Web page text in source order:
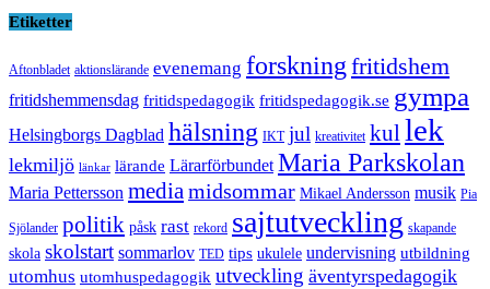
Etiketter
Aftonbladet aktionslärande evenemang forskningfritidshem
fritidshemmensdag fritidspedagogik fritidspedagogik.se gympa
Helsingborgs Dagblad hälsning IKT jul kreativitet kul lek
lekmiljö länkar lärande Lärarförbundet Maria Parkskolan
Maria Pettersson mediamidsommar Mikael Andersson musik Pia
Sjölander politik påsk rast rekord sajtutveckling skapande
skola skolstart sommarlov TED tips ukulele undervisning utbildning
utomhus utomhuspedagogik utveckling äventyrspedagogik